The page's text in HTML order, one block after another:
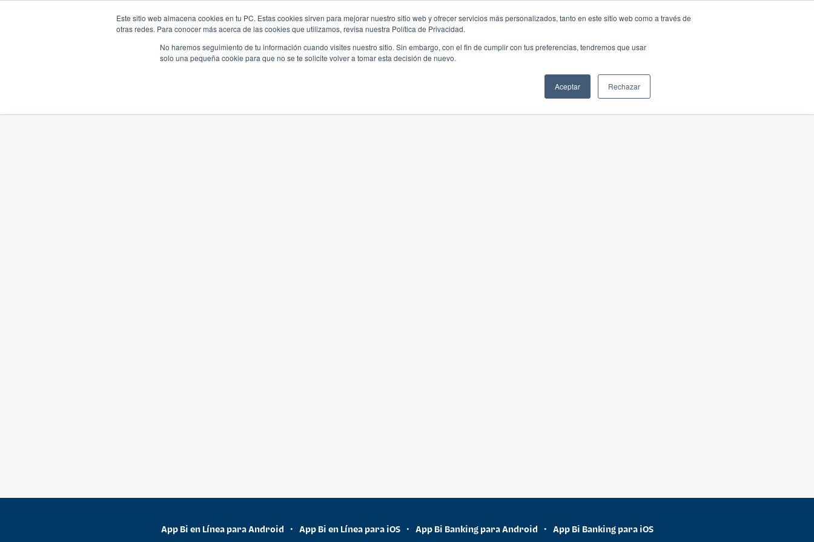
Este sitio web almacena cookies en tu PC. Estas cookies sirven para mejorar nuestro sitio web y ofrecer servicios más personalizados, tanto en este sitio web como a través de
otras redes. Para conocer más acerca de las cookies que utilizamos, revisa nuestra Política de Privacidad.
No haremos seguimiento de tu información cuando visites nuestro sitio. Sin embargo, con el fin de cumplir con tus preferencias, tendremos que usar
solo una pequeña cookie para que no se te solicite volver a tomar esta decisión de nuevo.
Aceptar Rechazar
App Bi en Línea para Android • App Bi en Línea para iOS • App Bi Banking para Android • App Bi Banking para iOS